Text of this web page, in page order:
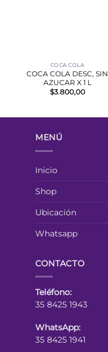
COCA COLA
COCA COLA DESC, SIN
AZUCAR X 1 L
$3.800,00
MENÚ
Inicio
Shop
Ubicación
Whatsapp
CONTACTO
Teléfono:
35 8425 1943
WhatsApp:
35 8425 1941